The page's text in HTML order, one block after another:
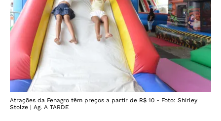
Atrações da Fenagro têm preços a partir de R$ 10 - Foto: Shirley
Stolze | Ag. A TARDE